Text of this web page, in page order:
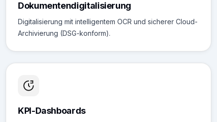
Dokumentendigitalisierung
Digitalisierung mit intelligentem OCR und sicherer Cloud-
Archivierung (DSG-konform).
KPI-Dashboards